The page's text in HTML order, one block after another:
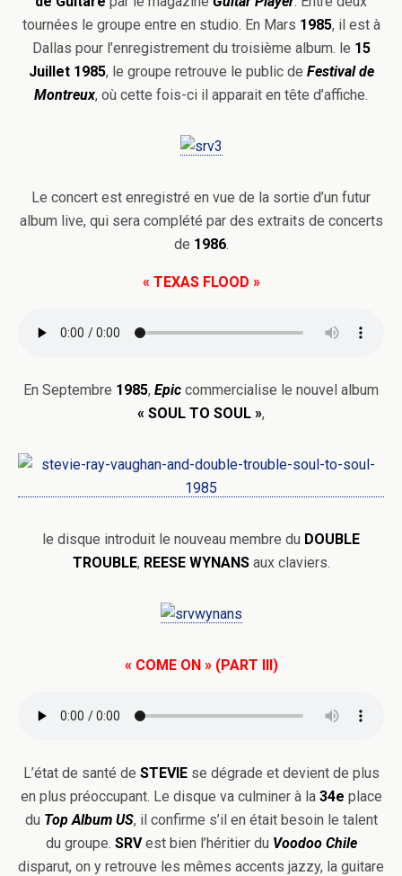
tournées le groupe entre en studio. En Mars 1985, il est à
Dallas pour l’enregistrement du troisième album. le 15
Juillet 1985, le groupe retrouve le public de Festival de
Montreux, où cette fois-ci il apparait en tête d’affiche.
Le concert est enregistré en vue de la sortie d’un futur
album live, qui sera complété par des extraits de concerts
de 1986.
« TEXAS FLOOD »
En Septembre 1985, Epic commercialise le nouvel album
« SOUL TO SOUL »,
le disque introduit le nouveau membre du DOUBLE
TROUBLE, REESE WYNANSaux claviers.
« COME ON » (PART III)
L’état de santé de STEVIEse dégrade et devient de plus
en plus préoccupant. Le disque va culminer à la 34e place
du Top Album US, il confirme s’il en était besoin le talent
du groupe. SRVest bien l’héritier du Voodoo Chile
disparut, on y retrouve les mêmes accents jazzy, la guitare